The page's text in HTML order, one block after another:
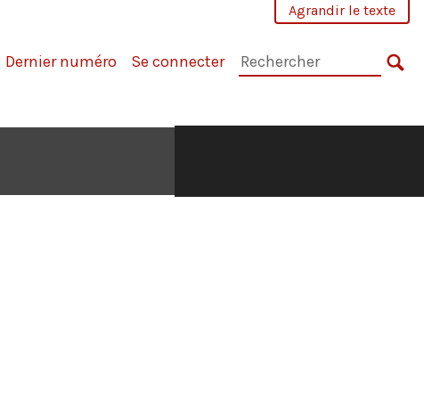
Agrandir le texte
Dernier numéro Se connecter
Rechercher
revue